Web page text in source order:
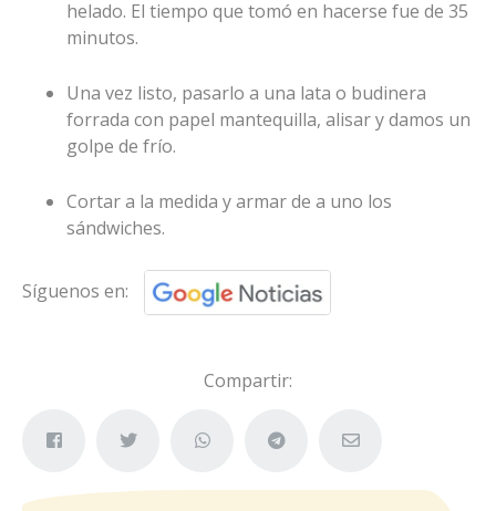
helado. El tiempo que tomó en hacerse fue de 35
minutos.
Una vez listo, pasarlo a una lata o budinera
forrada con papel mantequilla, alisar y damos un
golpe de frío.
Cortar a la medida y armar de a uno los
sándwiches.
Síguenos en:
Compartir: